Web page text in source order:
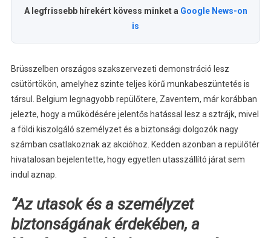
A legfrissebb hírekért kövess minket a Google News-on
is
Brüsszelben országos szakszervezeti demonstráció lesz
csütörtökön, amelyhez szinte teljes körű munkabeszüntetés is
társul. Belgium legnagyobb repülőtere, Zaventem, már korábban
jelezte, hogy a működésére jelentős hatással lesz a sztrájk, mivel
a földi kiszolgáló személyzet és a biztonsági dolgozók nagy
számban csatlakoznak az akcióhoz. Kedden azonban a repülőtér
hivatalosan bejelentette, hogy egyetlen utasszállító járat sem
indul aznap.
“Az utasok és a személyzet
biztonságának érdekében, a